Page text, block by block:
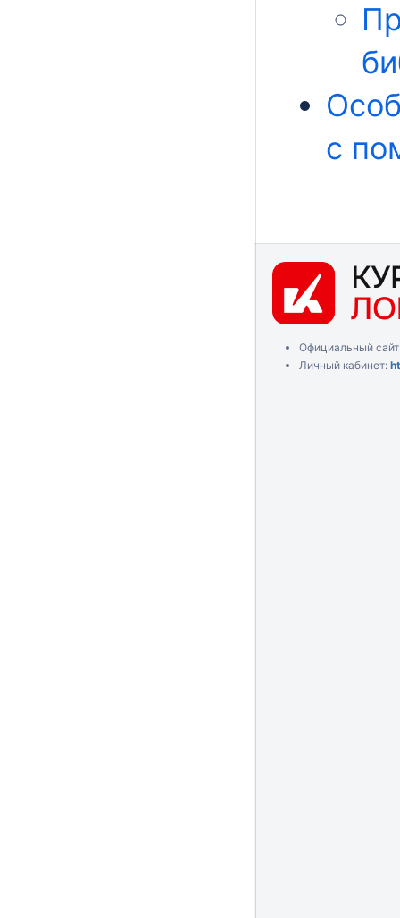
с
Официальный
Личный кабинет: